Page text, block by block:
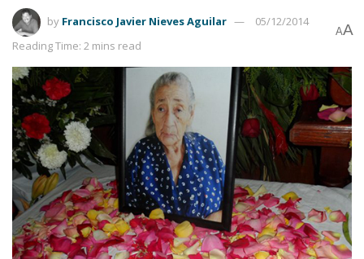
by Francisco Javier Nieves Aguilar
05/12/2014
Reading Time: 2 mins read
AA